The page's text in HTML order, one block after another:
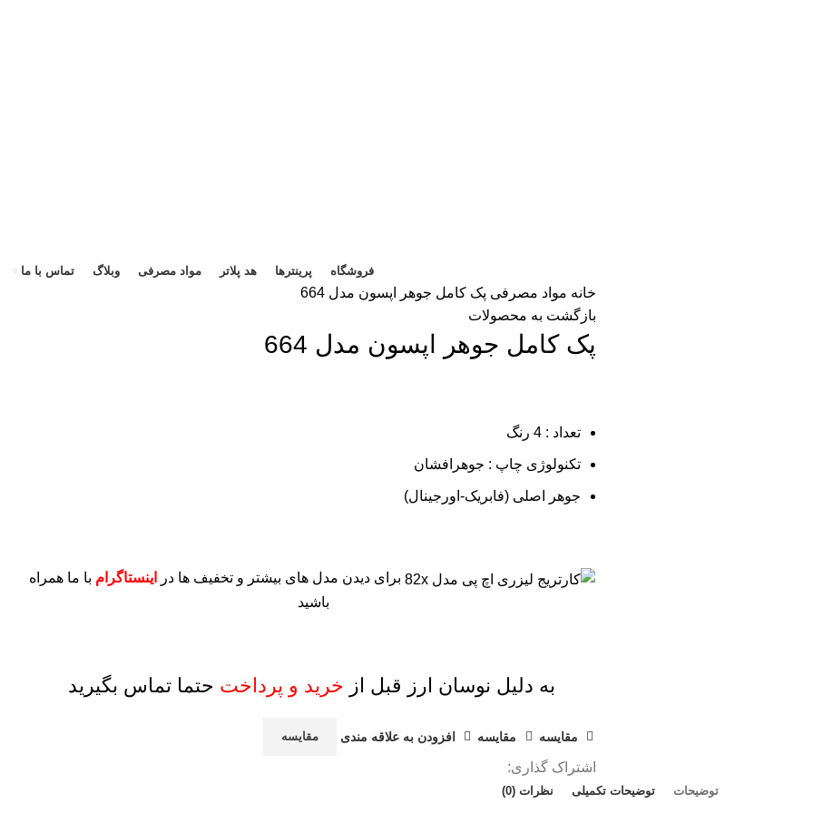
فروشگاه پرینترها هد پلاتر مواد مصرفی وبلاگ تماس با ما
خانه مواد مصرفی پک کامل جوهر اپسون مدل 664
بازگشت به محصولات
پک کامل جوهر اپسون مدل 664
تعداد : 4 رنگ
تکنولوژی چاپ : جوهرافشان
جوهر اصلی (فابریک-اورجینال)
برای دیدن مدل های بیشتر و تخفیف ها در اینستاگرام با ما همراه
باشید
به دلیل نوسان ارز قبل از خرید و پرداخت حتما تماس بگیرید
مقايسه مقایسه افزودن به علاقه مندی مقایسه
اشتراک گذاری:
توضیحات توضیحات تکمیلی نظرات (0)